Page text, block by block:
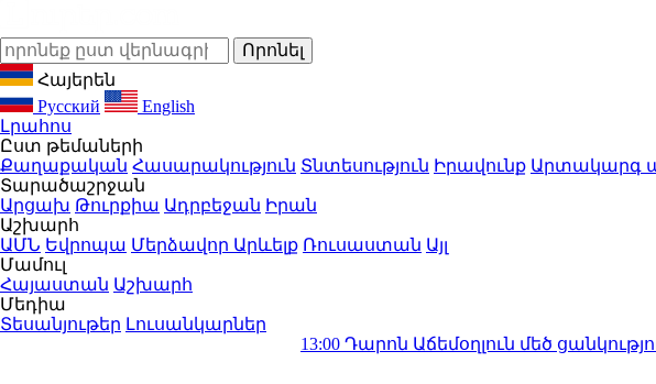
Հայերեն
Русский
English
Լրահոս
Ըստ թեմաների
Քաղաքական Հասարակություն Տնտեսություն Իրավունք Արտակարգ
Տարածաշրջան
Արցախ Թուրքիա Ադրբեջան Իրան
Աշխարհ
ԱՄՆ Եվրոպա Մերձավոր Արևելք Ռուսաստան Այլ
Մամուլ
Հայաստան Աշխարհ
Մեդիա
Տեսանյութեր Լուսանկարներ
Դարոն Աճեմօղլուն մեծ ցանկություն ունի